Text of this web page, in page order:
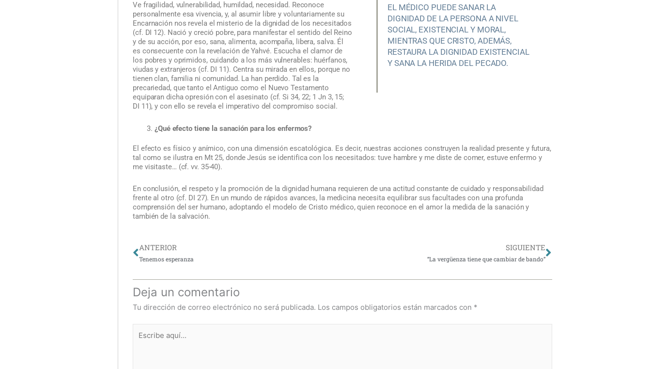
EL MÉDICO PUEDE SANAR LA
DIGNIDAD DE LA PERSONA A NIVEL
SOCIAL, EXISTENCIAL Y MORAL,
MIENTRAS QUE CRISTO, ADEMÁS,
RESTAURA LA DIGNIDAD EXISTENCIAL
Y SANA LA HERIDA DEL PECADO.
Ve fragilidad, vulnerabilidad, humildad, necesidad. Reconoce
personalmente esa vivencia, y, al asumir libre y voluntariamente su
Encarnación nos revela el misterio de la dignidad de los necesitados
(cf. DI 12). Nació y creció pobre, para manifestar el sentido del Reino
y de su acción, por eso, sana, alimenta, acompaña, libera, salva. Él
es consecuente con la revelación de Yahvé. Escucha el clamor de
los pobres y oprimidos, cuidando a los más vulnerables: huérfanos,
viudas y extranjeros (cf. DI 11). Centra su mirada en ellos, porque no
tienen clan, familia ni comunidad. La han perdido. Tal es la
precariedad, que tanto el Antiguo como el Nuevo Testamento
equiparan dicha opresión con el asesinato (cf. Si 34, 22; 1 Jn 3, 15;
DI 11), y con ello se revela el imperativo del compromiso social.
¿Qué efecto tiene la sanación para los enfermos?
El efecto es físico y anímico, con una dimensión escatológica. Es decir, nuestras acciones construyen la realidad presente y futura,
tal como se ilustra en Mt 25, donde Jesús se identifica con los necesitados: tuve hambre y me diste de comer, estuve enfermo y
me visitaste… (cf. vv. 35-40).
En conclusión, el respeto y la promoción de la dignidad humana requieren de una actitud constante de cuidado y responsabilidad
frente al otro (cf. DI 27). En un mundo de rápidos avances, la medicina necesita equilibrar sus facultades con una profunda
comprensión del ser humano, adoptando el modelo de Cristo médico, quien reconoce en el amor la medida de la sanación y
también de la salvación.
Ant
ANTERIOR
Tenemos esperanza
SIGUIENTE
“La vergüenza tiene que cambiar de bando”
Siguiente
Deja un comentario
Tu dirección de correo electrónico no será publicada. Los campos obligatorios están marcados con *
aquí...